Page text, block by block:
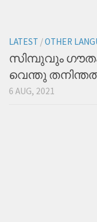
LATEST /OTHER
സിമ്പുവും
വെന്തു
6 AUG, 2021